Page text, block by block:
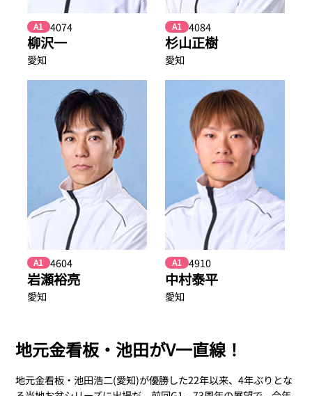
A1 4074
柳沢一
愛知
A1 4084
杉山正樹
愛知
A1 4604
岩瀬裕亮
愛知
A1 4910
中村泰平
愛知
地元金看板・池田がV一直線！
地元金看板・池田浩二(愛知)が優勝した22年以来、4年ぶりとな